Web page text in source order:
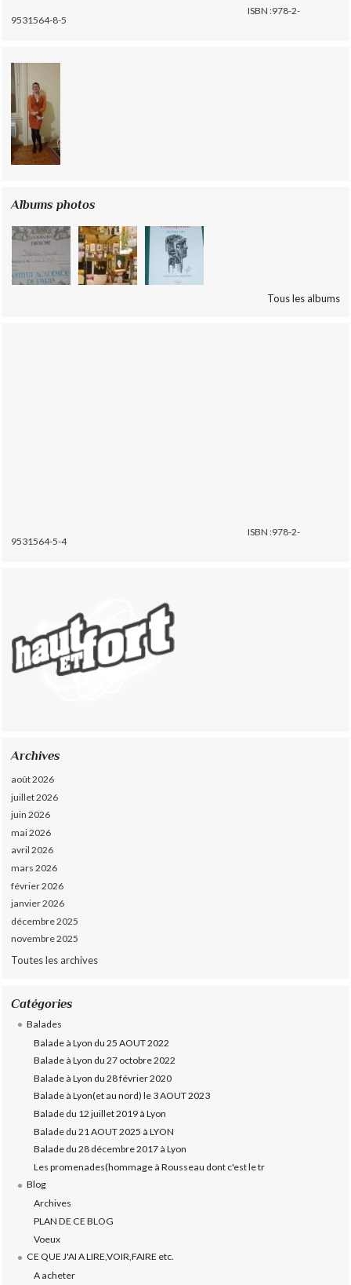
ISBN :978-2-
9531564-8-5
Albums photos
Tous les albums
ISBN :978-2-
9531564-5-4
Archives
août 2026
juillet 2026
juin 2026
mai 2026
avril 2026
mars 2026
février 2026
janvier 2026
décembre 2025
novembre 2025
Toutes les archives
Catégories
Balades
Balade à Lyon du 25 AOUT 2022
Balade à Lyon du 27 octobre 2022
Balade à Lyon du 28 février 2020
Balade à Lyon(et au nord) le 3 AOUT 2023
Balade du 12 juillet 2019 à Lyon
Balade du 21 AOUT 2025 à LYON
Balade du 28 décembre 2017 à Lyon
Les promenades(hommage à Rousseau dont c'est le tr
Blog
Archives
PLAN DE CE BLOG
Voeux
CE QUE J'AI A LIRE,VOIR,FAIRE etc.
A acheter